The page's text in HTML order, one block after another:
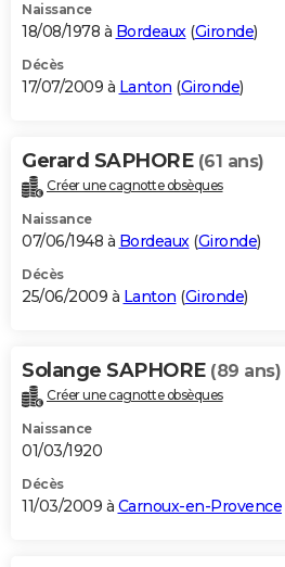
Naissance
18/08/1978 à Bordeaux(Gironde)
Décès
17/07/2009 à Lanton (Gironde)
Gerard SAPHORE (61 ans)
Créer une cagnotte obsèques
Naissance
07/06/1948 à Bordeaux(Gironde)
Décès
25/06/2009 à Lanton (Gironde)
Solange SAPHORE (89 ans)
Créer une cagnotte obsèques
Naissance
01/03/1920
Décès
11/03/2009 à Carnoux-en-Provence